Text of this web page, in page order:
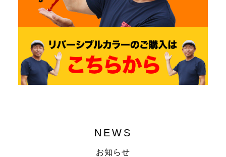
NEWS
お知らせ